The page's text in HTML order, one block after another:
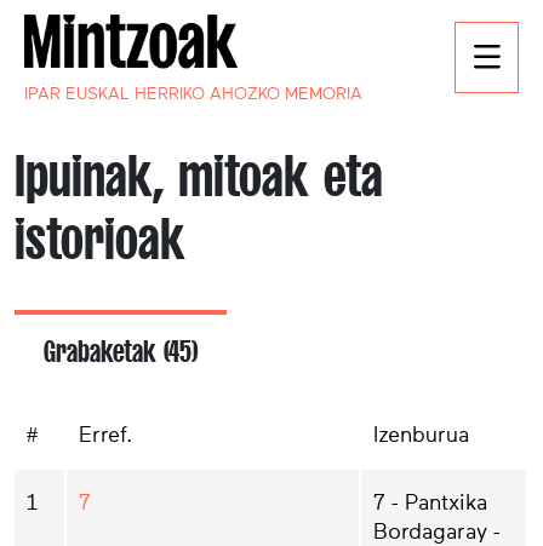
IPAR EUSKAL HERRIKO AHOZKO MEMORIA
Ipuinak, mitoak eta
istorioak
Grabaketak (45)
# Erref. Izenburua
1 7
7 - Pantxika
Bordagaray -